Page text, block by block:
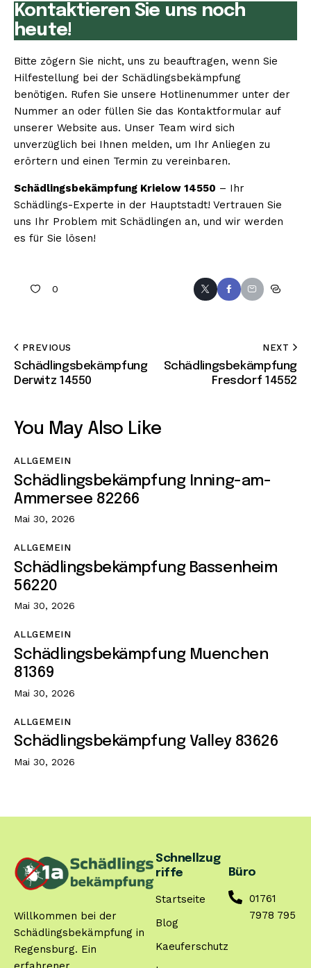
Kontaktieren Sie uns noch
heute!
Bitte zögern Sie nicht, uns zu beauftragen, wenn Sie
Hilfestellung bei der Schädlingsbekämpfung
benötigen. Rufen Sie unsere Hotlinenummer unter der
Nummer an oder füllen Sie das Kontaktformular auf
unserer Website aus. Unser Team wird sich
unverzüglich bei Ihnen melden, um Ihr Anliegen zu
erörtern und einen Termin zu vereinbaren.
Schädlingsbekämpfung Krielow 14550 – Ihr
Schädlings-Experte in der Hauptstadt! Vertrauen Sie
uns Ihr Problem mit Schädlingen an, und wir werden
es für Sie lösen!
0
PREVIOUS
Schädlingsbekämpfung
Derwitz 14550
NEXT
Schädlingsbekämpfung
Fresdorf 14552
You May Also Like
ALLGEMEIN
Schädlingsbekämpfung Inning-am-
Ammersee 82266
Mai 30, 2026
ALLGEMEIN
Schädlingsbekämpfung Bassenheim
56220
Mai 30, 2026
ALLGEMEIN
Schädlingsbekämpfung Muenchen
81369
Mai 30, 2026
ALLGEMEIN
Schädlingsbekämpfung Valley 83626
Mai 30, 2026
Willkommen bei der
Schädlingsbekämpfung in
Regensburg. Ein
Schnellzug
riffe
Startseite
Blog
Kaeuferschutz
Büro
01761
7978 795